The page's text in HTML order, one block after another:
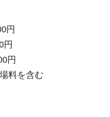
円
円
円
料を含む